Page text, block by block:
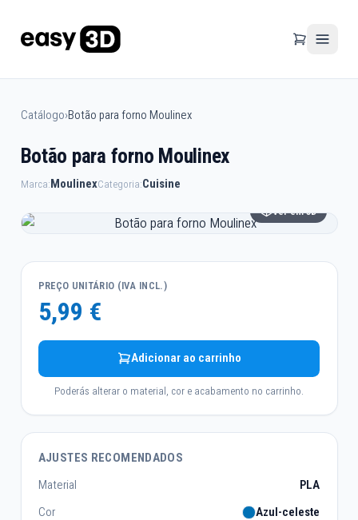
Catálogo›Botão para forno Moulinex
Botão para forno Moulinex
Marca:MoulinexCategoria:Cuisine
Ver em 3D
PREÇO UNITÁRIO (IVA INCL.)
5,99 €
Adicionar ao carrinho
Poderás alterar o material, cor e acabamento no carrinho.
AJUSTES RECOMENDADOS
Material
PLA
Cor
Azul-celeste